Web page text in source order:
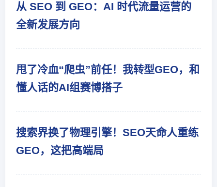
从 SEO 到 GEO：AI 时代流量运营的
全新发展方向
甩了冷血“爬虫”前任！我转型GEO，和
懂人话的AI组赛博搭子
搜索界换了物理引擎！SEO天命人重练
GEO，这把高端局